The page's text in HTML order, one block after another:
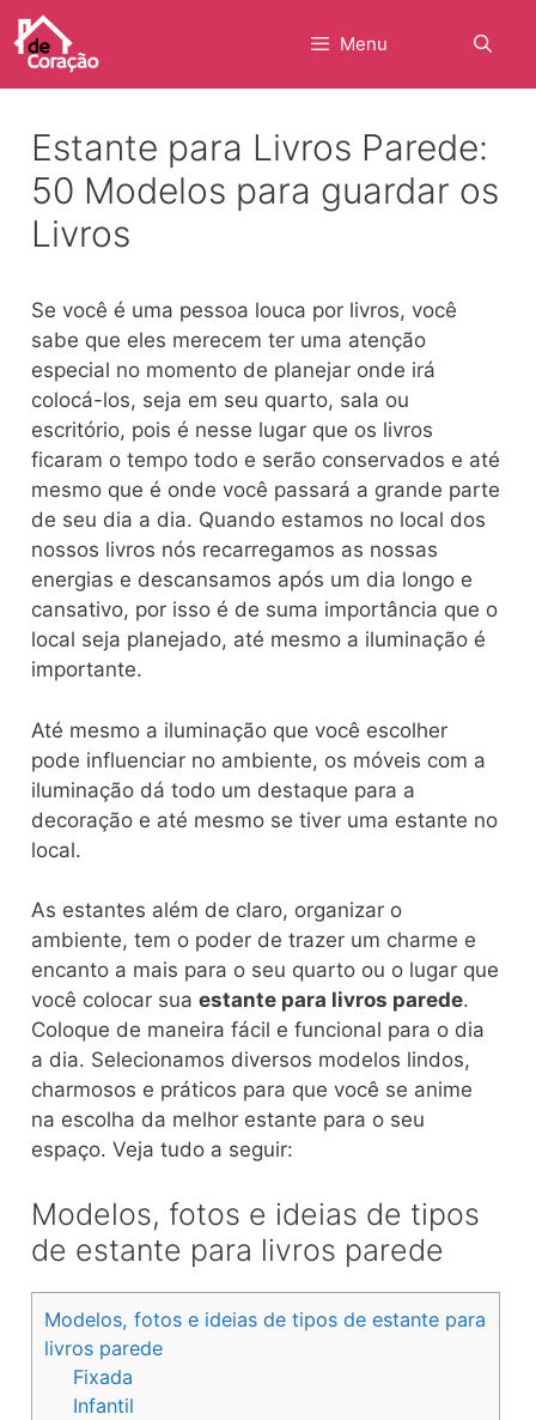
Pular
para
Menu
Estante para Livros Parede:
50 Modelos para guardar os
Livros
Se você é uma pessoa louca por livros, você
sabe que eles merecem ter uma atenção
especial no momento de planejar onde irá
colocá-los, seja em seu quarto, sala ou
escritório, pois é nesse lugar que os livros
ficaram o tempo todo e serão conservados e até
mesmo que é onde você passará a grande parte
de seu dia a dia. Quando estamos no local dos
nossos livros nós recarregamos as nossas
energias e descansamos após um dia longo e
cansativo, por isso é de suma importância que o
local seja planejado, até mesmo a iluminação é
importante.
Até mesmo a iluminação que você escolher
pode influenciar no ambiente, os móveis com a
iluminação dá todo um destaque para a
decoração e até mesmo se tiver uma estante no
local.
As estantes além de claro, organizar o
ambiente, tem o poder de trazer um charme e
encanto a mais para o seu quarto ou o lugar que
você colocar sua estante para livros parede.
Coloque de maneira fácil e funcional para o dia
a dia. Selecionamos diversos modelos lindos,
charmosos e práticos para que você se anime
na escolha da melhor estante para o seu
espaço. Veja tudo a seguir:
Modelos, fotos e ideias de tipos
de estante para livros parede
Modelos, fotos e ideias de tipos de estante para
livros parede
Fixada
Infantil